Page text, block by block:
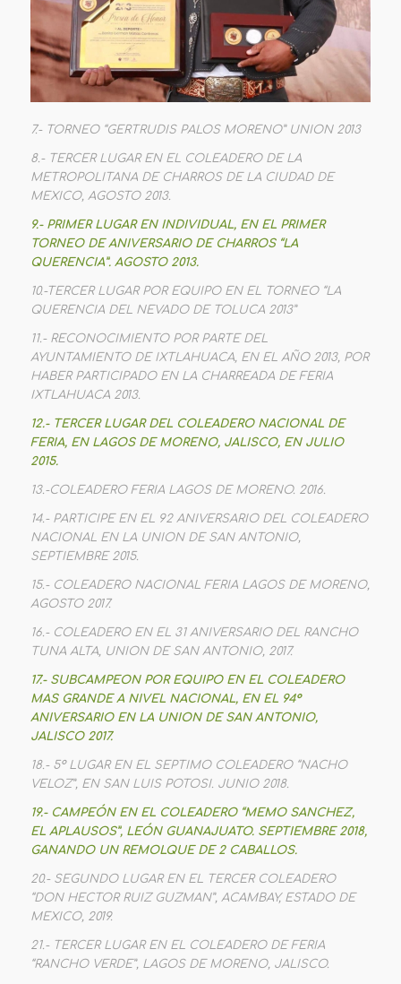
7.- TORNEO “GERTRUDIS PALOS MORENO” UNION 2013
8.- TERCER LUGAR EN EL COLEADERO DE LA
METROPOLITANA DE CHARROS DE LA CIUDAD DE
MEXICO, AGOSTO 2013.
9.- PRIMER LUGAR EN INDIVIDUAL, EN EL PRIMER
TORNEO DE ANIVERSARIO DE CHARROS “LA
QUERENCIA”. AGOSTO 2013.
10.-TERCER LUGAR POR EQUIPO EN EL TORNEO “LA
QUERENCIA DEL NEVADO DE TOLUCA 2013”
11.- RECONOCIMIENTO POR PARTE DEL
AYUNTAMIENTO DE IXTLAHUACA, EN EL AÑO 2013, POR
HABER PARTICIPADO EN LA CHARREADA DE FERIA
IXTLAHUACA 2013.
12.- TERCER LUGAR DEL COLEADERO NACIONAL DE
FERIA, EN LAGOS DE MORENO, JALISCO, EN JULIO
2015.
13.-COLEADERO FERIA LAGOS DE MORENO. 2016.
14.- PARTICIPE EN EL 92 ANIVERSARIO DEL COLEADERO
NACIONAL EN LA UNION DE SAN ANTONIO,
SEPTIEMBRE 2015.
15.- COLEADERO NACIONAL FERIA LAGOS DE MORENO,
AGOSTO 2017.
16.- COLEADERO EN EL 31 ANIVERSARIO DEL RANCHO
TUNA ALTA, UNION DE SAN ANTONIO, 2017.
17.- SUBCAMPEON POR EQUIPO EN EL COLEADERO
MAS GRANDE A NIVEL NACIONAL, EN EL 94°
ANIVERSARIO EN LA UNION DE SAN ANTONIO,
JALISCO 2017.
18.- 5° LUGAR EN EL SEPTIMO COLEADERO “NACHO
VELOZ”, EN SAN LUIS POTOSI. JUNIO 2018.
19.- CAMPEÓN EN EL COLEADERO “MEMO SANCHEZ,
EL APLAUSOS”, LEÓN GUANAJUATO. SEPTIEMBRE 2018,
GANANDO UN REMOLQUE DE 2 CABALLOS.
20.- SEGUNDO LUGAR EN EL TERCER COLEADERO
“DON HECTOR RUIZ GUZMAN”, ACAMBAY, ESTADO DE
MEXICO, 2019.
21.- TERCER LUGAR EN EL COLEADERO DE FERIA
“RANCHO VERDE”, LAGOS DE MORENO, JALISCO.